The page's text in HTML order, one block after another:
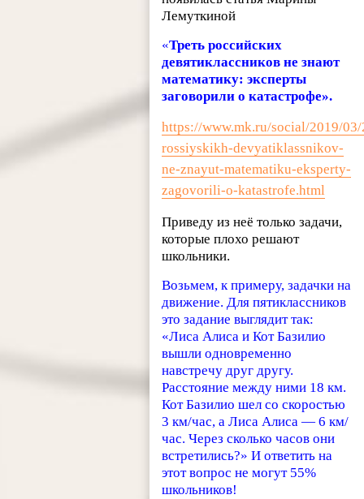
Лемуткиной
«Треть российских
девятиклассников не знают
математику: эксперты
заговорили о катастрофе».
https://www.mk.ru/social/2019/
rossiyskikh-devyatiklassnikov-
ne-znayut-matematiku-eksperty-
zagovorili-o-katastrofe.html
Приведу из неё только задачи,
которые плохо решают
школьники.
Возьмем, к примеру, задачки на
движение. Для пятиклассников
это задание выглядит так:
«Лиса Алиса и Кот Базилио
вышли одновременно
навстречу друг другу.
Расстояние между ними 18 км.
Кот Базилио шел со скоростью
3 км/час, а Лиса Алиса — 6 км/
час. Через сколько часов они
встретились?» И ответить на
этот вопрос не могут 55%
школьников!